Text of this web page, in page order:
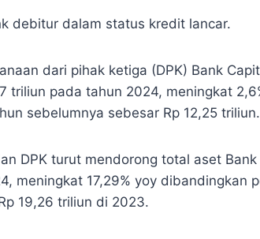
debitur dalam status kredit lancar.
dari pihak ketiga (DPK) Bank
triliun pada tahun 2024, meningkat
sebelumnya sebesar Rp 12,25 triliun.
DPK turut mendorong total aset
meningkat 17,29% yoy dibandingkan
19,26 triliun di 2023.